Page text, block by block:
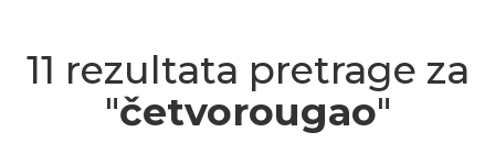
11 rezultata pretrage za
"četvorougao"